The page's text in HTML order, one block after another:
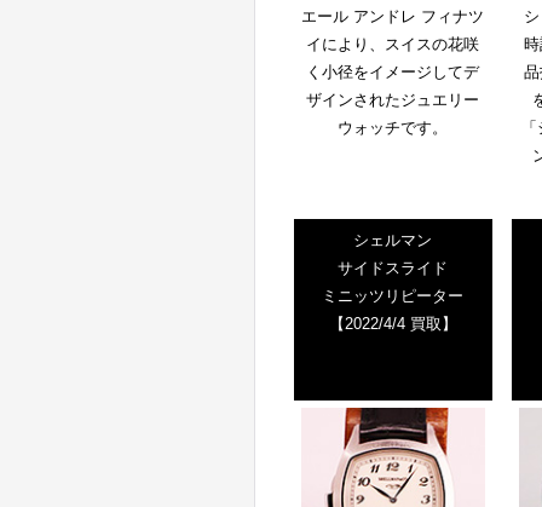
エール アンドレ フィナツ
イにより、スイスの花咲
く小径をイメージしてデ
ザインされたジュエリー
ウォッチです。
シェルマン
サイドスライド
ミニッツリピーター
【2022/4/4 買取】